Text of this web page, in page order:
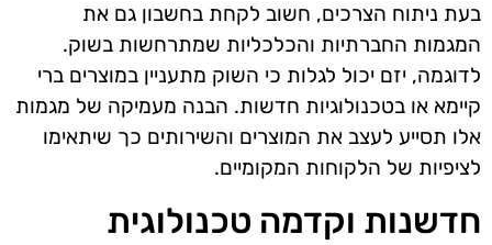
בעת ניתוח הצרכים, חשוב לקחת בחשבון גם את
המגמות החברתיות והכלכליות שמתרחשות בשוק.
לדוגמה, יזם יכול לגלות כי השוק מתעניין במוצרים ברי
קיימא או בטכנולוגיות חדשות. הבנה מעמיקה של מגמות
אלו תסייע לעצב את המוצרים והשירותים כך שיתאימו
לציפיות של הלקוחות המקומיים.
חדשנות וקדמה טכנולוגית